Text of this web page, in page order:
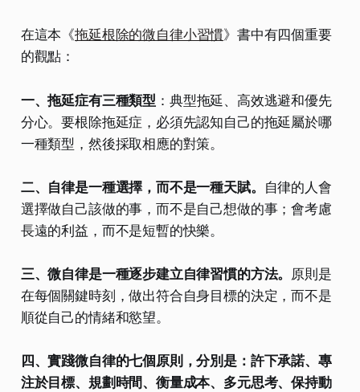
在這本《拖延根除的微自律小習慣》書中有四個重要
的觀點：
一、拖延症有三種類型 ：典型拖延、高效逃避和優先
分心。要根除拖延症，必須先認知自己的拖延屬於哪
一種類型，然後採取相應的對策。
二、自律是一種選擇，而不是一種天賦。 自律的人會
選擇做自己該做的事，而不是自己想做的事；會考慮
長遠的利益，而不是短暫的快樂。
三、微自律是一種逐步建立自律習慣的方法。 原則是
在每個關鍵時刻，做出符合自身目標的決定，而不是
順從自己的情緒和慾望。
四、實踐微自律的七個原則，分別是：許下承諾、專
注於目標、規劃時間、衡量成本、多元思考、保持動